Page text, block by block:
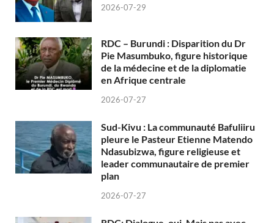
2026-07-29
RDC – Burundi : Disparition du Dr
Pie Masumbuko, figure historique
de la médecine et de la diplomatie
en Afrique centrale
2026-07-27
Sud-Kivu : La communauté Bafuliiru
pleure le Pasteur Etienne Matendo
Ndasubizwa, figure religieuse et
leader communautaire de premier
plan
2026-07-27